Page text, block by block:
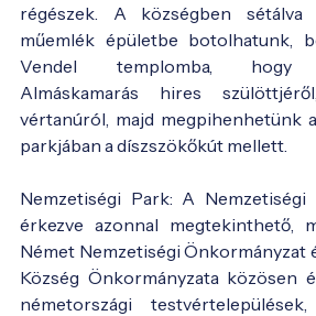
régészek. A községben sétálva
műemlék épületbe botolhatunk,
Vendel templomba, hogy
Almáskamarás hires
vértanúról, majd megpihenhetünk
parkjában a díszszökőkút mellett.
Nemzetiségi Park: A
érkezve azonnal megtekinthető,
Német Nemzetiségi Önkormányzat
Község Önkormányzata közösen
németországi